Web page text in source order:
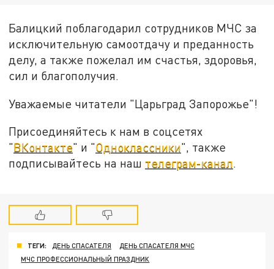
Балицкий поблагодарил сотрудников МЧС за
исключительную самоотдачу и преданность
делу, а также пожелал им счастья, здоровья,
сил и благополучия.
Уважаемые читатели "Царьград Запорожье"!
Присоединяйтесь к нам в соцсетях
"ВКонтакте" и "Одноклассники", также
подписывайтесь на наш телеграм-канал.
ТЕГИ: ДЕНЬ СПАСАТЕЛЯ
ДЕНЬ СПАСАТЕЛЯ МЧС
МЧС ПРОФЕССИОНАЛЬНЫЙ ПРАЗДНИК